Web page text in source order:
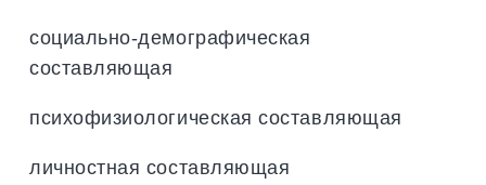
социально-демографическая
составляющая
психофизиологическая составляющая
личностная составляющая